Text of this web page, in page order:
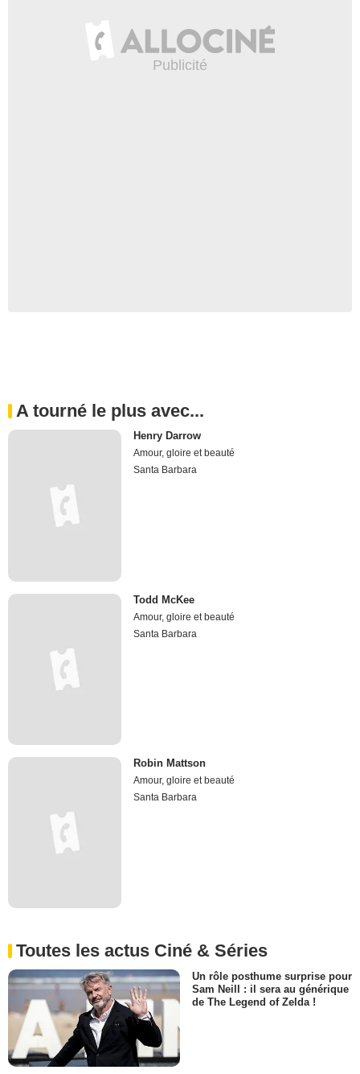
A tourné le plus avec...
Henry Darrow
Amour, gloire et beauté
Santa Barbara
Todd McKee
Amour, gloire et beauté
Santa Barbara
Robin Mattson
Amour, gloire et beauté
Santa Barbara
Toutes les actus Ciné & Séries
Un rôle posthume surprise pour
Sam Neill : il sera au générique
de The Legend of Zelda !